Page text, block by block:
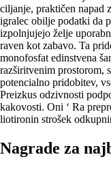
ciljanje, praktičen napad
igralec obilje podatki da
izpolnjujejo želje
raven kot zabavo. Ta
monofosfat edinstvena
razširitvenim prostorom,
potencialno pridobitev,
Preizkus odzivnosti
kakovosti. Oni ‘ Ra
liotironin strošek
Nagrade za